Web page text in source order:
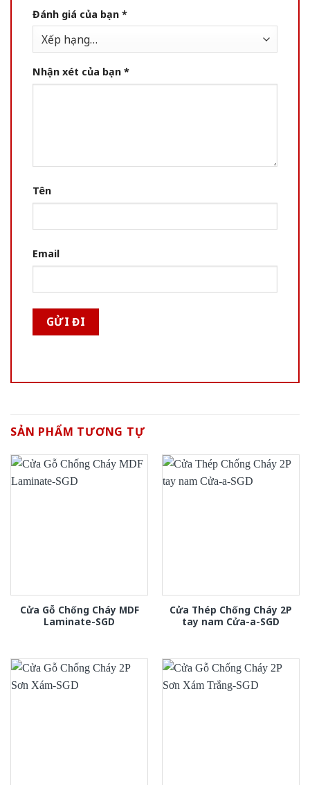
Đánh giá của bạn *
Nhận xét của bạn *
Tên
Email
SẢN PHẨM TƯƠNG TỰ
Cửa Gỗ Chống Cháy MDF
Laminate-SGD
Cửa Thép Chống Cháy 2P
tay nam Cửa-a-SGD